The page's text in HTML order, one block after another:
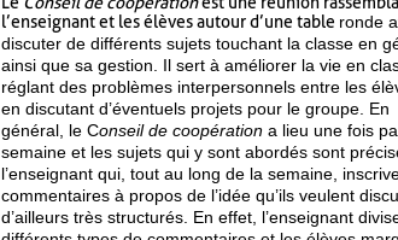
l’enseignant et les élèves autour d’une table ronde
discuter de différents sujets touchant la classe en
ainsi que sa gestion. Il sert à améliorer la vie en
réglant des problèmes interpersonnels entre les
en discutant d’éventuels projets pour le groupe. En
général, le Conseil de coopération a lieu une fois
semaine et les sujets qui y sont abordés sont
l’enseignant qui, tout au long de la semaine,
commentaires à propos de l’idée qu’ils veulent
d’ailleurs très structurés. En effet, l’enseignant